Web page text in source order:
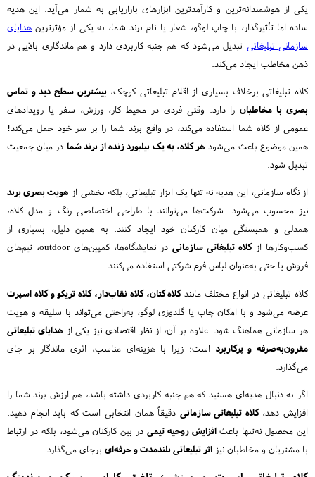
یکی از هوشمندانه‌ترین و کارآمدترین ابزارهای بازاریابی به شمار می‌آید. این هدیه
ساده اما تأثیرگذار، با چاپ لوگو، شعار یا نام برند شما، به یکی از مؤثرترین هدایای
سازمانی تبلیغاتی تبدیل می‌شود که هم جنبه کاربردی دارد و هم ماندگاری بالایی در
ذهن مخاطب ایجاد می‌کند.
کلاه تبلیغاتی برخلاف بسیاری از اقلام تبلیغاتی کوچک، بیشترین سطح دید و تماس
بصری با مخاطبانرا دارد. وقتی فردی در محیط کار، ورزش، سفر یا رویدادهای
عمومی از کلاه شما استفاده می‌کند، در واقع برند شما را بر سر خود حمل می‌کند!
همین موضوع باعث می‌شود هر کلاه، به یک بیلبورد زنده از برند شما در میان جمعیت
تبدیل شود.
از نگاه سازمانی، این هدیه نه تنها یک ابزار تبلیغاتی، بلکه بخشی از هویت بصری برند
نیز محسوب می‌شود. شرکت‌ها می‌توانند با طراحی اختصاصی رنگ و مدل کلاه،
همدلی و همبستگی میان کارکنان خود ایجاد کنند. به همین دلیل، بسیاری از
کسب‌وکارها ازکلاه تبلیغاتی سازمانی
در نمایشگاه‌ها، کمپین‌های outdoor، تیم‌های
فروش یا حتی به‌عنوان لباس فرم شرکتی استفاده می‌کنند.
کلاه تبلیغاتی در انواع مختلف مانندکلاه کتان، کلاه نقاب‌دار، کلاه تریکو و کلاه اسپرت
عرضه می‌شود و با امکان چاپ یا گلدوزی لوگو، به‌راحتی می‌تواند با سلیقه و هویت
هر سازمانی هماهنگ شود. علاوه بر آن، از نظر اقتصادی نیز یکی از هدایای تبلیغاتی
مقرون‌به‌صرفه و پرکاربرد است؛ زیرا با هزینه‌ای مناسب، اثری ماندگار بر جای
می‌گذارد.
اگر به دنبال هدیه‌ای هستید که هم جنبه کاربردی داشته باشد، هم ارزش برند شما را
افزایش دهد،کلاه تبلیغاتی سازمانی دقیقاً همان انتخابی است که باید انجام دهید.
این محصول نه‌تنها باعثافزایش روحیه تیمی در بین کارکنان می‌شود، بلکه در ارتباط
با مشتریان و مخاطبان نیز اثر تبلیغاتی بلندمدت و حرفه‌ای برجای می‌گذارد.